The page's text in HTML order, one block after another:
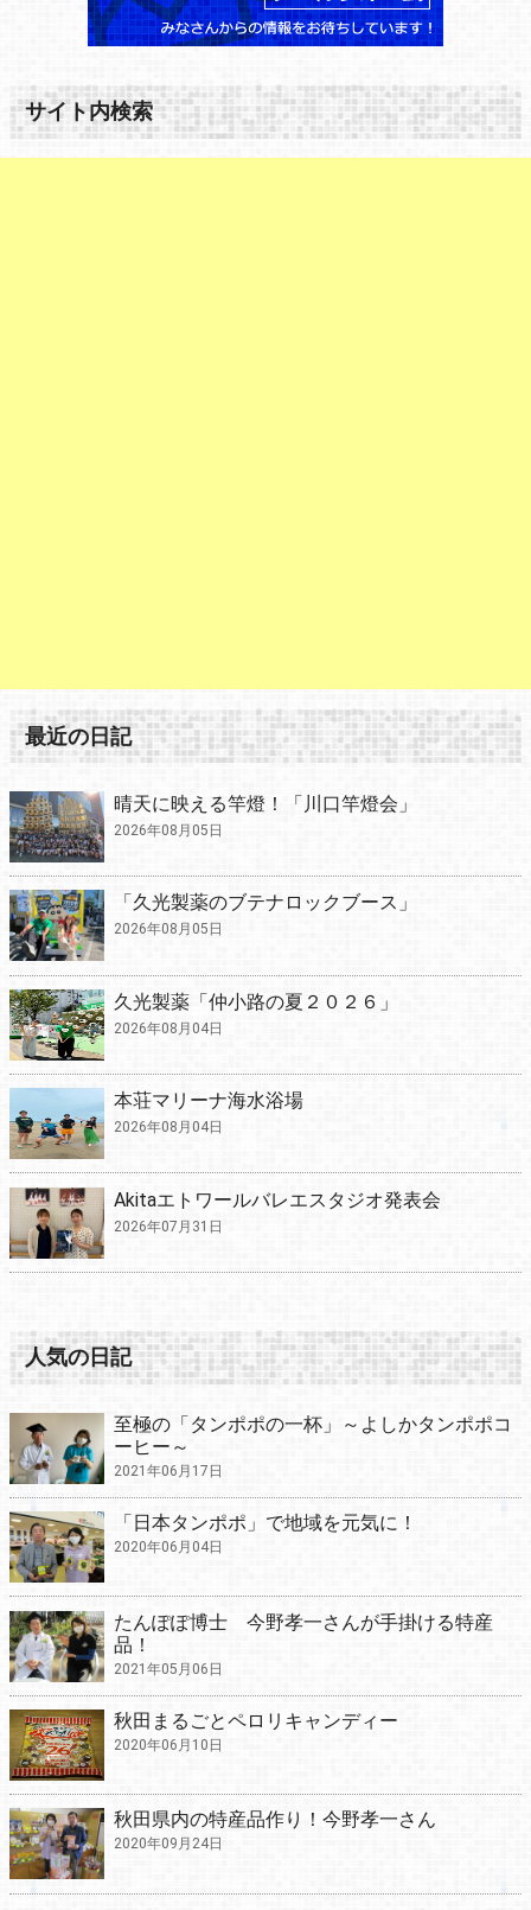
サイト内検索
最近の日記
晴天に映える竿燈！「川口竿燈会」
2026年08月05日
「久光製薬のブテナロックブース」
2026年08月05日
久光製薬「仲小路の夏２０２６」
2026年08月04日
本荘マリーナ海水浴場
2026年08月04日
Akitaエトワールバレエスタジオ発表会
2026年07月31日
人気の日記
至極の「タンポポの一杯」～よしかタンポポコ
ーヒー～
2021年06月17日
「日本タンポポ」で地域を元気に！
2020年06月04日
たんぽぽ博士 今野孝一さんが手掛ける特産
品！
2021年05月06日
秋田まるごとペロリキャンディー
2020年06月10日
秋田県内の特産品作り！今野孝一さん
2020年09月24日